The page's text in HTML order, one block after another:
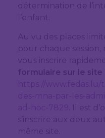
détermination de
l’enfant.
Au vu des places
pour chaque
vous inscrire
formulaire sur le site
. Il est
s’inscrire aux deux
même site.